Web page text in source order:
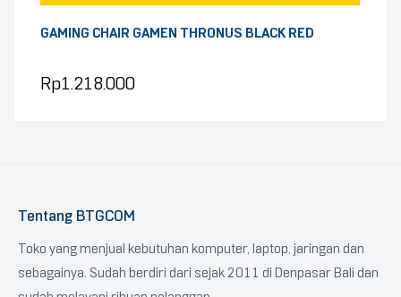
GAMING CHAIR GAMEN THRONUS BLACK RED
Rp1.218.000
Tentang BTGCOM
Toko yang menjual kebutuhan komputer, laptop, jaringan dan
sebagainya. Sudah berdiri dari sejak 2011 di Denpasar Bali dan